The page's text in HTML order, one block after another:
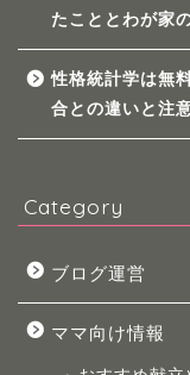
たこととわが家
性格統計学は無
合との違いと注
Category
ブログ運営
ママ向け情報